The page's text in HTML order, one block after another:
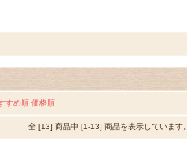
すめ順 価格順
全 [13] 商品中 [1-13] 商品を表示しています。